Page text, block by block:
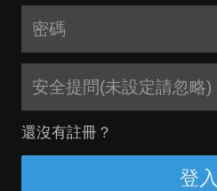
安全提問(未設定請忽略)
還沒有註冊？
登入